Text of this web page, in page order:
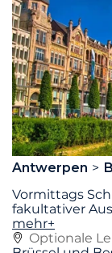
Antwerpen
Vormittags
fakultativer
mehr+
Optionale